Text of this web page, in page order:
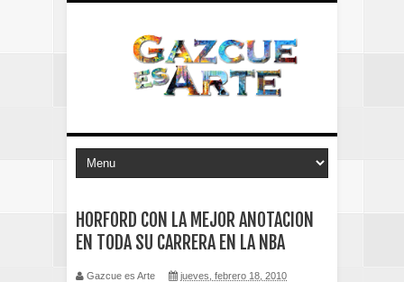
HORFORD CON LA MEJOR ANOTACION
EN TODA SU CARRERA EN LA NBA
Gazcue es Arte jueves, febrero 18, 2010